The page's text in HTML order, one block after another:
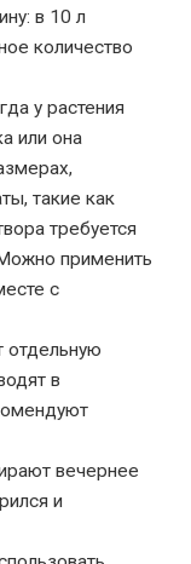
в 10 л
количество
у растения
или она
такие как
требуется
применить
с
отдельную
в
вечернее
и